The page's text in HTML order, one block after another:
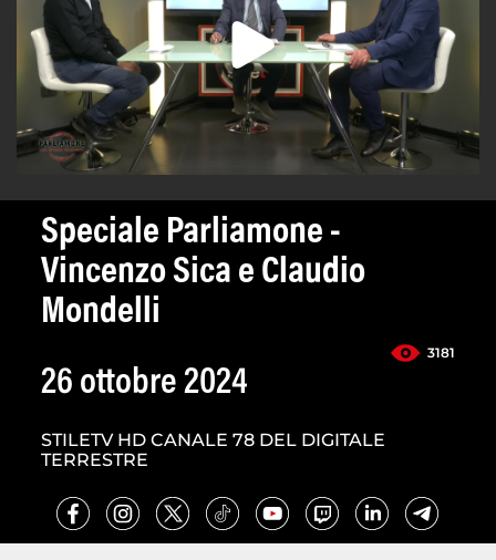
Speciale Parliamone -
Vincenzo Sica e Claudio
Mondelli
3181
26 ottobre 2024
STILETV HD CANALE 78 DEL DIGITALE
TERRESTRE